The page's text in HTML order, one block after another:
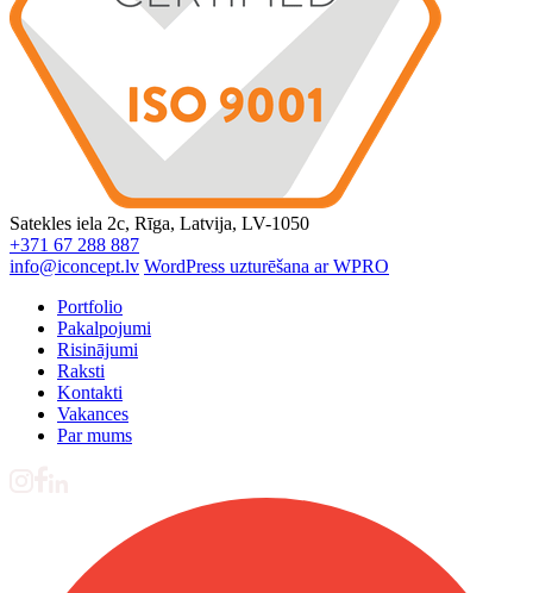
Satekles iela 2c, Rīga, Latvija, LV-1050
+371 67 288 887
info@iconcept.lv WordPress uzturēšana ar WPRO
Portfolio
Pakalpojumi
Risinājumi
Raksti
Kontakti
Vakances
Par mums